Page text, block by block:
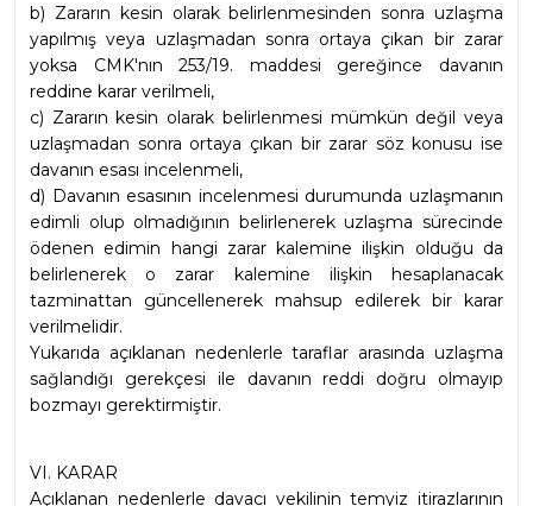
b) Zararın kesin olarak belirlenmesinden sonra uzlaşma
yapılmış veya uzlaşmadan sonra ortaya çıkan bir zarar
yoksa CMK'nın 253/19. maddesi gereğince davanın
reddine karar verilmeli,
c) Zararın kesin olarak belirlenmesi mümkün değil veya
uzlaşmadan sonra ortaya çıkan bir zarar söz konusu ise
davanın esası incelenmeli,
d) Davanın esasının incelenmesi durumunda uzlaşmanın
edimli olup olmadığının belirlenerek uzlaşma sürecinde
ödenen edimin hangi zarar kalemine ilişkin olduğu da
belirlenerek o zarar kalemine ilişkin hesaplanacak
tazminattan güncellenerek mahsup edilerek bir karar
verilmelidir.
Yukarıda açıklanan nedenlerle taraflar arasında uzlaşma
sağlandığı gerekçesi ile davanın reddi doğru olmayıp
bozmayı gerektirmiştir.
VI. KARAR
Açıklanan nedenlerle davacı vekilinin temyiz itirazlarının